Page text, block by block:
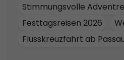
Stimmungsvolle
Festtagsreisen 2026
Flusskreuzfahrt ab